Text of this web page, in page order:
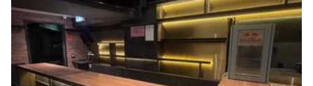
Spazio hall
Spazio per Eventi
Spazio pubblicitario
Spazio unico